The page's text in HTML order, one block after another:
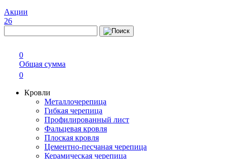
Акции
26
0
Общая сумма
0
Кровли
Металлочерепица
Гибкая черепица
Профилированный лист
Фальцевая кровля
Плоская кровля
Цементно-песчаная черепица
Керамическая черепица